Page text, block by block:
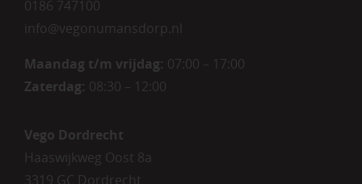
0186 747100
info@vegonumansdorp.nl
Maandag t/m vrijdag: 07:00 – 17:00
Zaterdag: 08:30 – 12:00
Vego Dordrecht
Haaswijkweg Oost 8a
3319 GC Dordrecht